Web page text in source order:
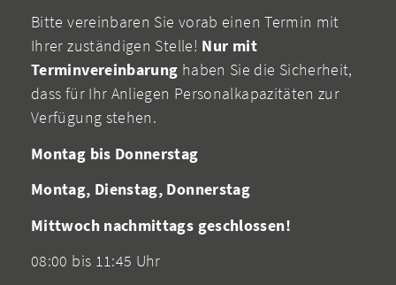
Bitte vereinbaren Sie vorab einen Termin mit
Ihrer zuständigen Stelle! Nur mit
Terminvereinbarung haben Sie die Sicherheit,
dass für Ihr Anliegen Personalkapazitäten zur
Verfügung stehen.
Montag bis Donnerstag
Montag, Dienstag, Donnerstag
Mittwoch nachmittags geschlossen!
08:00 bis 11:45 Uhr